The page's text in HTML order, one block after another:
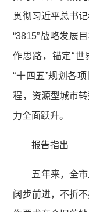
贯彻习近平总书
“3815”战略发展
作思路，锚定“世
“十四五”规划各
程，资源型城市
力全面跃升。
报告指出
五年来，全
阔步前进，不折